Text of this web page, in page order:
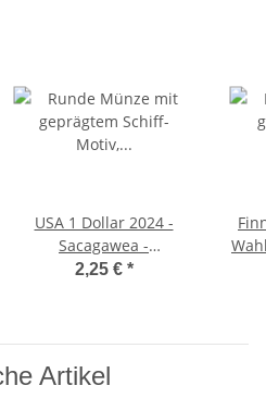
USA 1 Dollar 2024 -
Sacagawea -
Staatsbürger - D - unc.*
2,25 € *
Artikel